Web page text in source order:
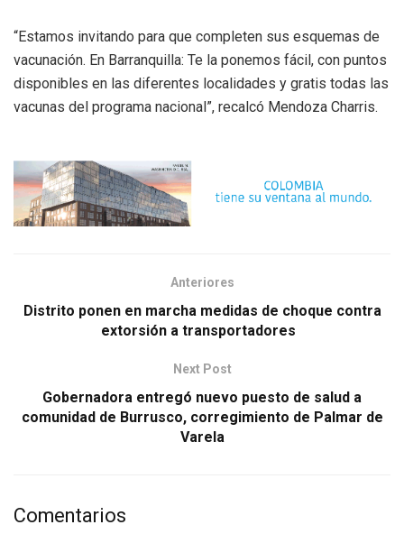
“Estamos invitando para que completen sus esquemas de
vacunación. En Barranquilla: Te la ponemos fácil, con puntos
disponibles en las diferentes localidades y gratis todas las
vacunas del programa nacional”, recalcó Mendoza Charris.
Anteriores
Distrito ponen en marcha medidas de choque contra
extorsión a transportadores
Next Post
Gobernadora entregó nuevo puesto de salud a
comunidad de Burrusco, corregimiento de Palmar de
Varela
Comentarios